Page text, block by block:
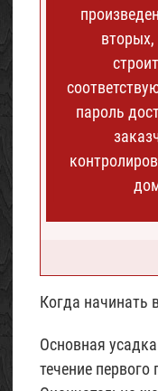
пароль
Когда начинать
Основная
течение первого